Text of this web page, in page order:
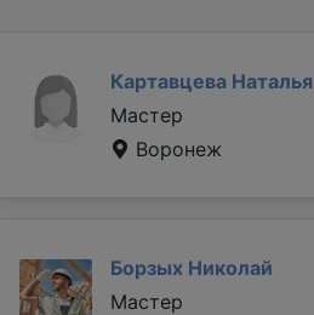
Картавцева Наталья
Мастер
Воронеж
Борзых Николай
Мастер